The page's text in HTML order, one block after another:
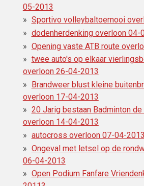
05-2013
Sportivo volleybaltoernooi
dodenherdenking overloon 04-
Opening vaste ATB route
twee auto's op elkaar
overloon 26-04-2013
Brandweer blust kleine
overloon 17-04-2013
20 Jarig bestaan Badminton
overloon 14-04-2013
autocross overloon 07-04-2013
Ongeval met letsel op de
06-04-2013
Open Podium Fanfare